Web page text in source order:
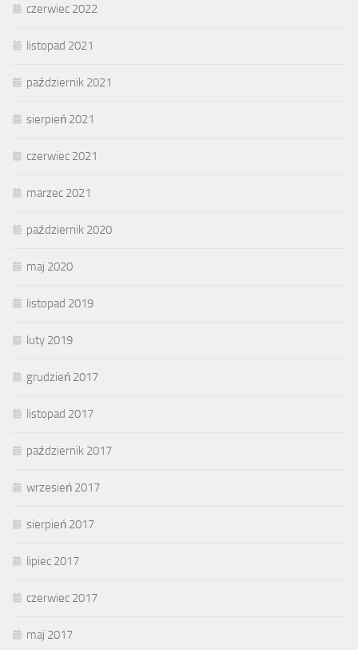
czerwiec 2022
listopad 2021
październik 2021
sierpień 2021
czerwiec 2021
marzec 2021
październik 2020
maj 2020
listopad 2019
luty 2019
grudzień 2017
listopad 2017
październik 2017
wrzesień 2017
sierpień 2017
lipiec 2017
czerwiec 2017
maj 2017